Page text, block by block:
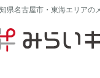
県名古屋市・東海エリアの